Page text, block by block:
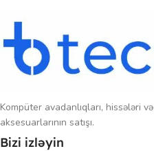
Kompüter avadanlıqları, hissələri və
aksesuarlarının satışı.
Bizi izləyin